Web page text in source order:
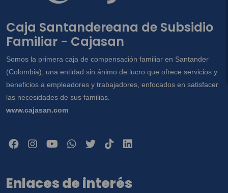
Caja Santandereana de Subsidio
Familiar - Cajasan
Somos la primera caja de compensación familiar en Santander
(Colombia); una entidad sin ánimo de lucro que ofrece servicios y
beneficios a empleadores y trabajadores, enfocados en satisfacer
las necesidades de sus familias.
www.cajasan.com
Enlaces de interés